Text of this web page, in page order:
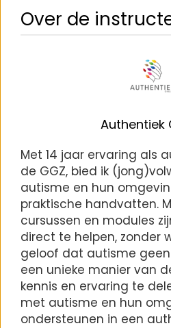
Over de
Authentiek
Met 14 jaar ervaring als
de GGZ, bied ik
autisme en hun
praktische handvatten.
cursussen en modules
direct te helpen, zonder
geloof dat autisme
een unieke manier van
kennis en ervaring te
met autisme en hun
ondersteunen in een